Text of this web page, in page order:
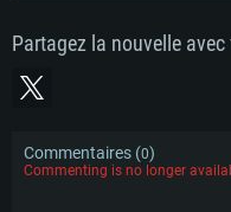
Partagez la nouvelle
Commentaires (0)
Commenting is no longer